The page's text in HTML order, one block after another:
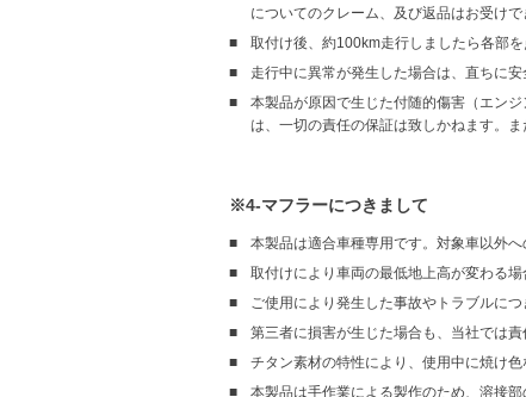
についてのクレーム、及び返品はお受け
取付け後、約100km走行しましたら各部
走行中に異常が発生した場合は、直ちに
本製品が原因で生じた付随的傷害（エン
は、一切の責任の保証は致しかねます。
※4-マフラーにつきまして
本製品は適合車種専用です。対象車以外へ
取付けにより車両の最低地上高が変わる
ご使用により発生した事故やトラブルに
第三者に損害が生じた場合も、当社では
チタン素材の特性により、使用中に焼け
本製品は手作業による製作のため、溶接